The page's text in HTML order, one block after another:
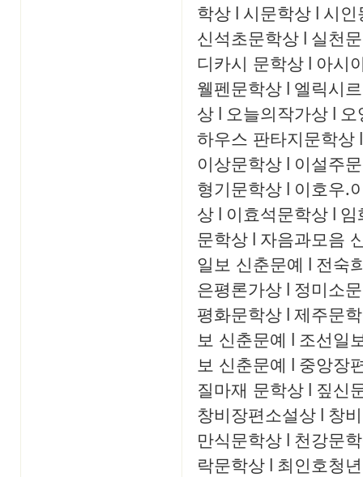
학상 l 시문학상 l 시
신석초문학상 l 실천
디카시 문학상 l 아시
웰펜문학상 l 엘릭시
상 l 오늘의작가상 l 오
하우스 판타지문학상 l
이상문학상 l 이설주
형기문학상 l 이호우.
상 l 이효석문학상 l 임
문학상 l 자음과모음
일보 신춘문예 l 전숙
은평론가상 l 정미소
평화문학상 l 제주문
보 신춘문예 l 조선일
보 신춘문예 l 중앙장
질마재 문학상 l 짚신
창비장편소설상 l 창
만식문학상 l 천강문
락문학상 l 최인호청